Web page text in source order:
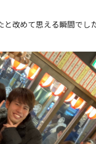
改めて思える瞬間でし